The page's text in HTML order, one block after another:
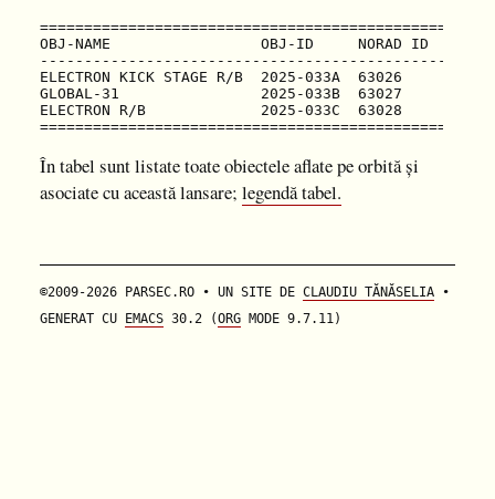
OBJ-NAME                 OBJ-ID     NORAD ID  TYPE  OPS
ELECTRON KICK STAGE R/B  2025-033A  63026
GLOBAL-31                2025-033B  63027
ELECTRON R/B             2025-033C  63028     R/
În tabel sunt listate toate obiectele aflate pe orbită și
asociate cu această lansare; legendă tabel.
©2009-2026 PARSEC.RO • UN SITE DE CLAUDIU TĂNĂSELIA•
GENERAT CU
EMACS30.2 (ORGMODE 9.7.11)